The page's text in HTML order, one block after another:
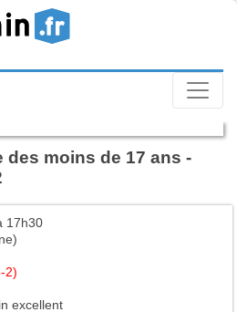
des moins de 17 ans -
17h30
2)
excellent